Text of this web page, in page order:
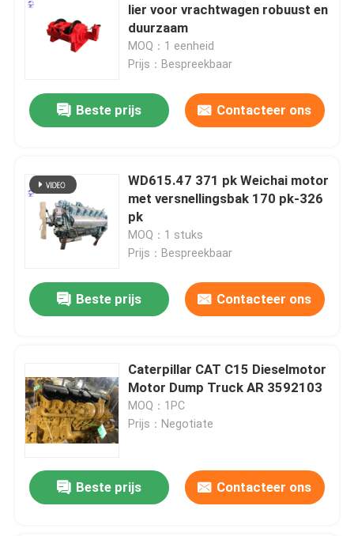
lier voor vrachtwagen robuust en
duurzaam
MOQ：1 eenheid
Prijs：Bespreekbaar
Beste prijs Contacteer ons
WD615.47 371 pk Weichai motor
met versnellingsbak 170 pk-326
pk
MOQ：1 stuks
Prijs：Bespreekbaar
Beste prijs Contacteer ons
Caterpillar CAT C15 Dieselmotor
Motor Dump Truck AR 3592103
MOQ：1PC
Prijs：Negotiate
Beste prijs Contacteer ons